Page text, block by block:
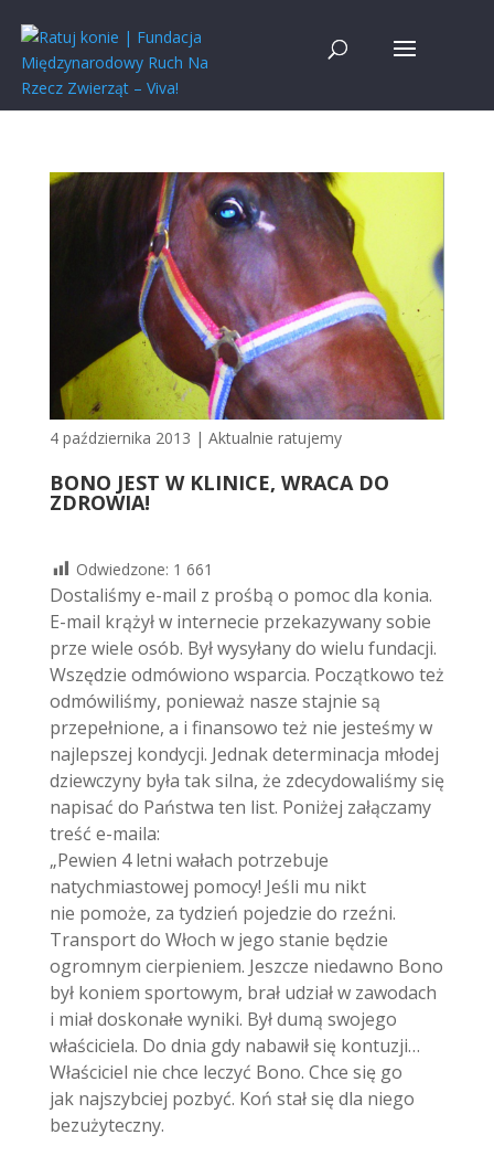
4 października 2013 | Aktualnie ratujemy
BONO JEST W KLINICE, WRACA DO
ZDROWIA!
Odwiedzone: 1 661
Dostaliśmy e-mail z prośbą o pomoc dla konia.
E-mail krążył w internecie przekazywany sobie
prze wiele osób. Był wysyłany do wielu fundacji.
Wszędzie odmówiono wsparcia. Początkowo też
odmówiliśmy, ponieważ nasze stajnie są
przepełnione, a i finansowo też nie jesteśmy w
najlepszej kondycji. Jednak determinacja młodej
dziewczyny była tak silna, że zdecydowaliśmy się
napisać do Państwa ten list. Poniżej załączamy
treść e-maila:
„Pewien 4 letni wałach potrzebuje
natychmiastowej pomocy! Jeśli mu nikt
nie pomoże, za tydzień pojedzie do rzeźni.
Transport do Włoch w jego stanie będzie
ogromnym cierpieniem. Jeszcze niedawno Bono
był koniem sportowym, brał udział w zawodach
i miał doskonałe wyniki. Był dumą swojego
właściciela. Do dnia gdy nabawił się kontuzji…
Właściciel nie chce leczyć Bono. Chce się go
jak najszybciej pozbyć. Koń stał się dla niego
bezużyteczny.